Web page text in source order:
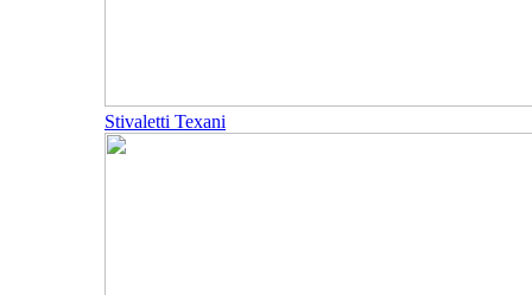
Stivaletti Texani